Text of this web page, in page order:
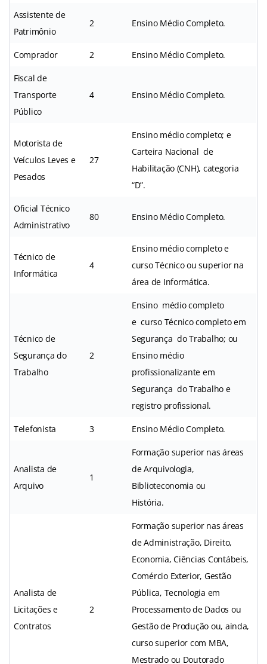
Assistente de
Patrimônio
2 Ensino Médio Completo.
Comprador 2 Ensino Médio Completo.
Fiscal de
Transporte
Público
4 Ensino Médio Completo.
Motorista de
Veículos Leves e
Pesados
27
Ensino médio completo; e
Carteira Nacional de
Habilitação (CNH), categoria
“D”.
Oficial Técnico
Administrativo
80 Ensino Médio Completo.
Técnico de
Informática
4
Ensino médio completo e
curso Técnico ou superior na
área de Informática.
Técnico de
Segurança do
Trabalho
2
Ensino médio completo
e curso Técnico completo em
Segurança do Trabalho; ou
Ensino médio
profissionalizante em
Segurança do Trabalho e
registro profissional.
Telefonista 3 Ensino Médio Completo.
Analista de
Arquivo
1
Formação superior nas áreas
de Arquivologia,
Biblioteconomia ou
História.
Analista de
Licitações e
Contratos
2
Formação superior nas áreas
de Administração, Direito,
Economia, Ciências Contábeis,
Comércio Exterior, Gestão
Pública, Tecnologia em
Processamento de Dados ou
Gestão de Produção ou, ainda,
curso superior com MBA,
Mestrado ou Doutorado